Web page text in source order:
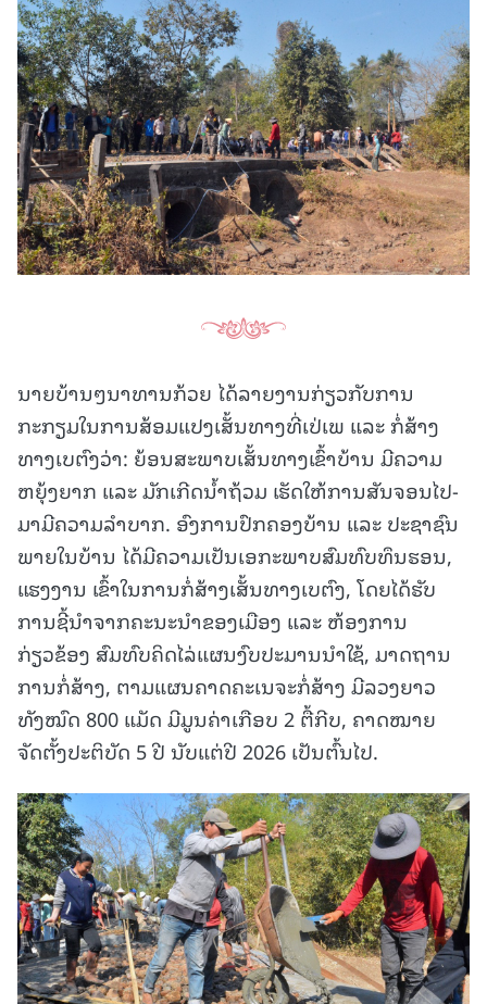
ນາຍບ້ານໆນາທານກ້ວຍ ໄດ້ລາຍງານກ່ຽວກັບການ
ກະກຽມໃນການສ້ອມແປງເສັ້ນທາງທີ່ເປ່ເພ ແລະ ກໍ່ສ້າງ
ທາງເບຕົງວ່າ: ຍ້ອນສະພາບເສັ້ນທາງເຂົ້າບ້ານ ມີຄວາມ
ຫຍຸ້ງຍາກ ແລະ ມັກເກີດນ້ຳຖ້ວມ ເຮັດໃຫ້ການສັນຈອນໄປ-
ມາມີຄວາມລຳບາກ. ອົງການປົກຄອງບ້ານ ແລະ ປະຊາຊົນ
ພາຍໃນບ້ານ ໄດ້ມີຄວາມເປັນເອກະພາບສົມທົບທຶນຮອນ,
ແຮງງານ ເຂົ້າໃນການກໍ່ສ້າງເສັ້ນທາງເບຕົງ, ໂດຍໄດ້ຮັບ
ການຊີ້ນໍາຈາກຄະນະນໍາຂອງເມືອງ ແລະ ຫ້ອງການ
ກ່ຽວຂ້ອງ ສົມທົບຄິດໄລ່ແຜນງົບປະມານນຳໃຊ້, ມາດຖານ
ການກໍ່ສ້າງ, ຕາມແຜນຄາດຄະເນຈະກໍ່ສ້າງ ມີລວງຍາວ
ທັງໝົດ 800 ແມັດ ມີມູນຄ່າເກືອບ 2 ຕື້ກີບ, ຄາດໝາຍ
ຈັດຕັ້ງປະຕິບັດ 5 ປີ ນັບແຕ່ປີ 2026 ເປັນຕົ້ນໄປ.